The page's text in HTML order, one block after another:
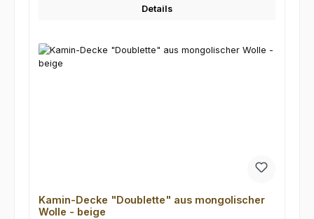
Details
Kamin-Decke "Doublette" aus mongolischer
Wolle - beige